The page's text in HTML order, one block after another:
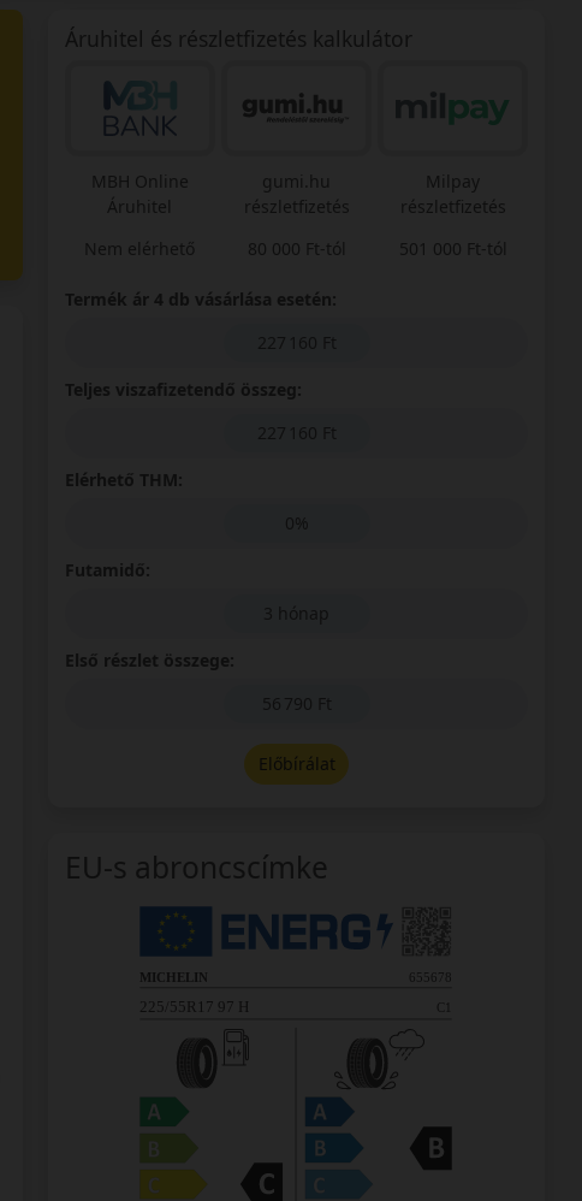
Áruhitel és részletfizetés kalkulátor
MBH Online
Áruhitel
Nem elérhető
gumi.hu
részletfizetés
80 000 Ft-tól
Milpay
részletfizetés
501 000 Ft-tól
Termék ár 4 db vásárlása esetén:
227 160 Ft
Teljes viszafizetendő összeg:
227 160 Ft
Elérhető THM:
0%
Futamidő:
3 hónap
Első részlet összege:
56 790 Ft
Előbírálat
EU-s abroncscímke